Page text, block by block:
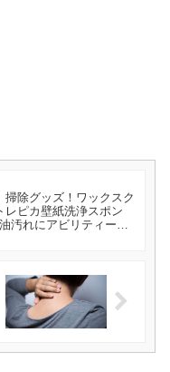
掃除グッズ！ワックスク
レピカ壁紙洗浄スポン
汚れにアビリティーク